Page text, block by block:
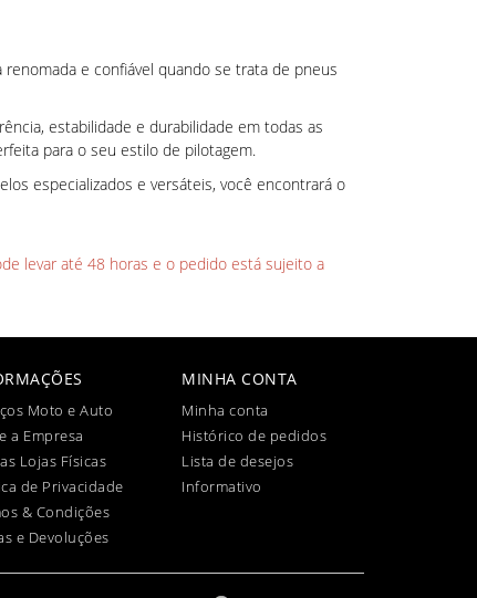
e confiável quando se trata de pneus
estabilidade e durabilidade em todas as
para o seu estilo de pilotagem.
especializados e versáteis, você encontrará o
levar até 48 horas e o pedido está sujeito a
Moto e Auto
a Empresa
Lojas Físicas
de Privacidade
& Condições
e Devoluções
MINHA CONTA
Minha conta
Histórico de pedidos
Lista de desejos
Informativo